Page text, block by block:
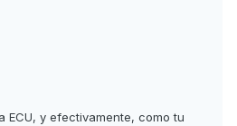
ECU, y efectivamente, como tu